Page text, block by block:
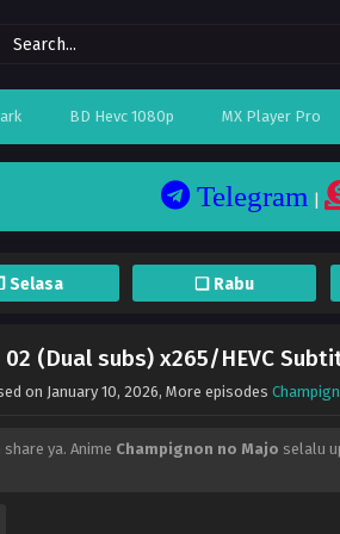
BD Hevc 1080p MX Player Pro
Telegram
Selasa ❏ Rabu
(Dual subs) x265/HEVC
on January 10, 2026, More episodes
ya. Anime Champignon no Majo selalu